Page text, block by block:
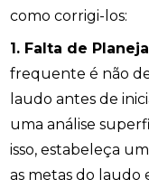
como corrigi-los:
1. Falta de
frequente é não
laudo antes de
uma análise
isso, estabeleça
as metas do laudo